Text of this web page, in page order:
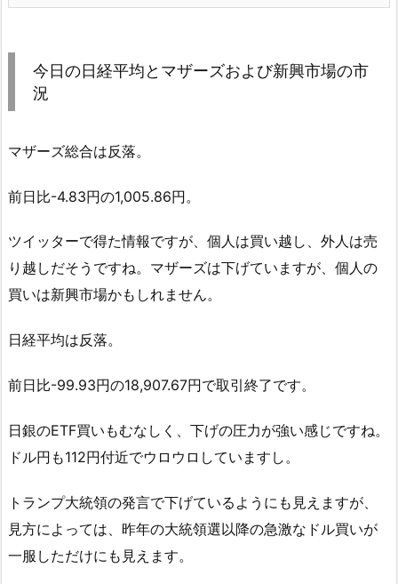
今日の日経平均とマザーズおよび新興市場の市
況
マザーズ総合は反落。
前日比-4.83円の1,005.86円。
ツイッターで得た情報ですが、個人は買い越し、外人は売
り越しだそうですね。マザーズは下げていますが、個人の
買いは新興市場かもしれません。
日経平均は反落。
前日比-99.93円の18,907.67円で取引終了です。
日銀のETF買いもむなしく、下げの圧力が強い感じですね。
ドル円も112円付近でウロウロしていますし。
トランプ大統領の発言で下げているようにも見えますが、
見方によっては、昨年の大統領選以降の急激なドル買いが
一服しただけにも見えます。